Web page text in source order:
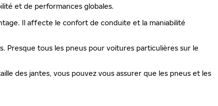
et de performances globales.
Il affecte le confort de conduite et la maniabilité
tous les pneus pour voitures particulières sur le
des jantes, vous pouvez vous assurer que les pneus et les